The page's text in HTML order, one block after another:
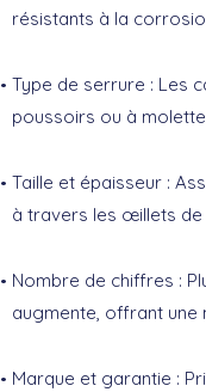
résistants à la
Type de serrure : Les
poussoirs ou à
Taille et épaisseur :
à travers les œillets de
Nombre de chiffres :
augmente, offrant une
Marque et garantie :